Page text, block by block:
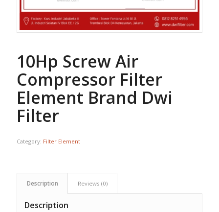
10Hp Screw Air
Compressor Filter
Element Brand Dwi
Filter
Category: Filter Element
Description Reviews (0)
Description